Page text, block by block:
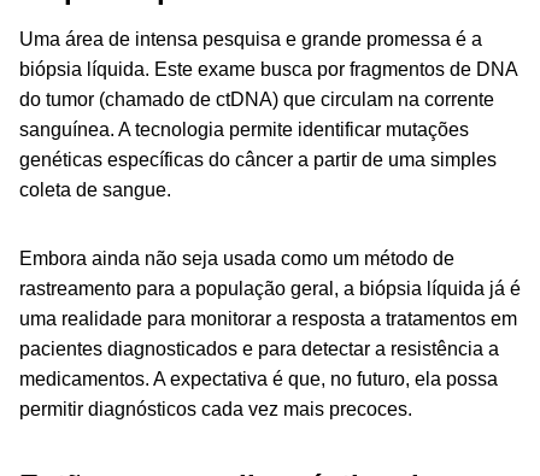
Uma área de intensa pesquisa e grande promessa é a
biópsia líquida. Este exame busca por fragmentos de DNA
do tumor (chamado de ctDNA) que circulam na corrente
sanguínea. A tecnologia permite identificar mutações
genéticas específicas do câncer a partir de uma simples
coleta de sangue.
Embora ainda não seja usada como um método de
rastreamento para a população geral, a biópsia líquida já é
uma realidade para monitorar a resposta a tratamentos em
pacientes diagnosticados e para detectar a resistência a
medicamentos. A expectativa é que, no futuro, ela possa
permitir diagnósticos cada vez mais precoces.